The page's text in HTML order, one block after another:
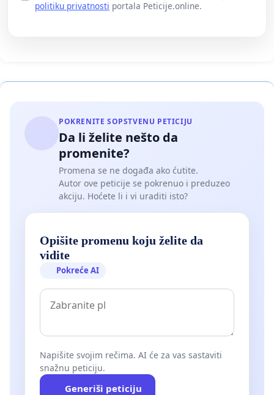
politiku privatnosti portala Peticije.online.
POKRENITE SOPSTVENU PETICIJU
Da li želite nešto da
promenite?
Promena se ne događa ako ćutite.
Autor ove peticije se pokrenuo i preduzeo
akciju. Hoćete li i vi uraditi isto?
Opišite promenu koju želite da
vidite
Pokreće AI
Napišite svojim rečima. AI će za vas sastaviti
snažnu peticiju.
Generiši peticiju